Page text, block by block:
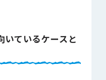
いているケースと